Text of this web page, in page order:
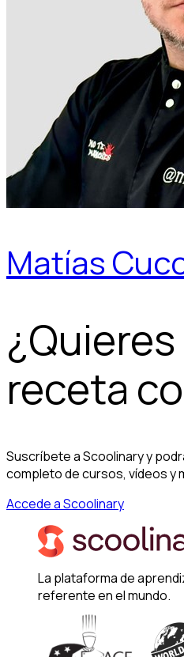
Matías
receta
Suscríbete a Scoolinary y
completo de cursos, vídeos y
Accede a Scoolinary
La plataforma de
referente en el mundo.